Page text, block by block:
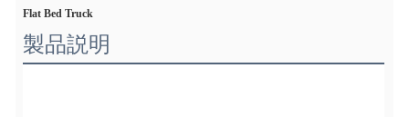
Flat Bed Truck
製品説明